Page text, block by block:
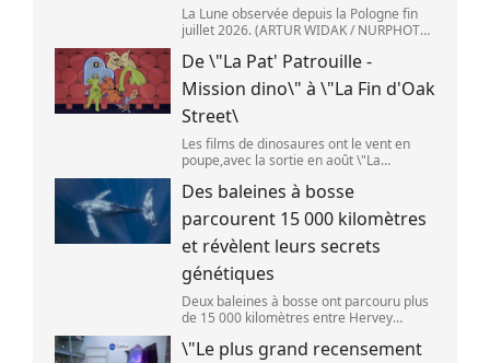
La Lune observée depuis la Pologne fin
juillet 2026. (ARTUR WIDAK / NURPHOTO
SpaceX doit s\'écraser accidentellement
sur la Lune,mercredi 5 août. Cette coll
De \"La Pat' Patrouille -
Mission dino\" à \"La Fin d'Oak
Street\
Les films de dinosaures ont le vent en
poupe,avec la sortie en août \"La
d\'Oak Street\". (APOLLONIA HILVERDA /
Des baleines à bosse
parcourent 15 000 kilomètres
et révèlent leurs secrets
génétiques
Deux baleines à bosse ont parcouru plus
de 15 000 kilomètres entre Hervey
(Vincent Pommeyrol)
\"Le plus grand recensement